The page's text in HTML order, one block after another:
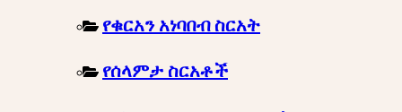
የቁርአን አነባበብ ስርአት
የሰላምታ ስርአቶች